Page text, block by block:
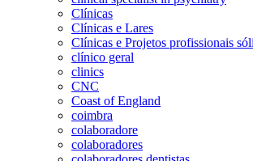
Clínicas
Clínicas e Lares
Clínicas e Projetos profissionais
clínico geral
clinics
CNC
Coast of England
coimbra
colaboradore
colaboradores